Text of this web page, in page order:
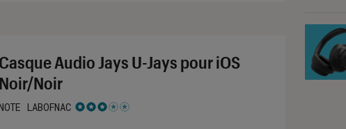
Casque Audio Jays U-Jays pour iOS
Noir/Noir
LABOFNAC
Noté 3 étoiles sur 5